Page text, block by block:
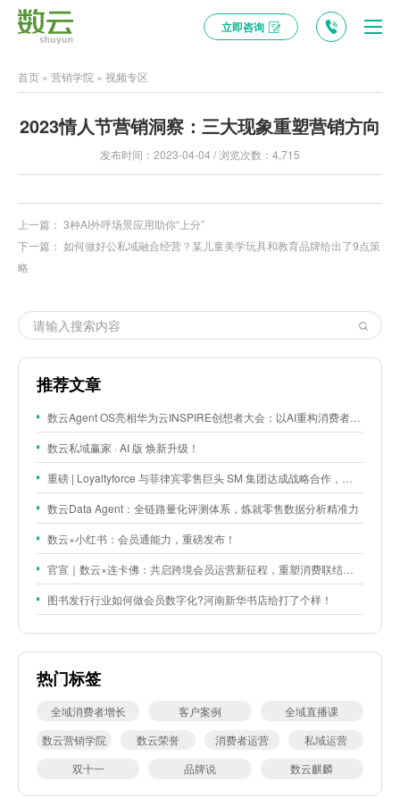
立即咨询
首页 » 营销学院 » 视频专区
2023情人节营销洞察：三大现象重塑营销方向
发布时间：2023-04-04 / 浏览次数：4,715
上一篇： 3种AI外呼场景应用助你“上分”
下一篇： 如何做好公私域融合经营？某儿童美学玩具和教育品牌给出了9点策
略
推荐文章
数云Agent OS亮相华为云INSPIRE创想者大会：以AI重构消费者运营与零售营销新范式
数云私域赢家 · AI 版 焕新升级！
重磅 | Loyaltyforce 与菲律宾零售巨头 SM 集团达成战略合作，携手开启 SMAC 会员数智化运营新征程
数云Data Agent：全链路量化评测体系，炼就零售数据分析精准力
数云×小红书：会员通能力，重磅发布！
官宣｜数云×连卡佛：共启跨境会员运营新征程，重塑消费联结新体验
图书发行行业如何做会员数字化?河南新华书店给打了个样！
热门标签
全域消费者增长 客户案例
全域直播课
数云营销学院
数云荣誉 消费者运营
私域运营
双十一
品牌说 数云麒麟